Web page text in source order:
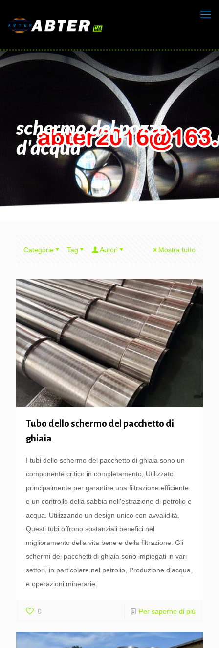
schermo del pozzo
d'acqua
Categorie Tag Autori Mostra tutto
Tubo dello schermo del pacchetto di
ghiaia
I tubi dello schermo del pacchetto di ghiaia sono un
componente critico in completamento, Utilizzato
principalmente per garantire una filtrazione efficiente
e un controllo della sabbia nell'estrazione di petrolio e
acqua. Utilizzando un design unico con avvalidità,
Questi tubi offrono sostanziali benefici nel
miglioramento della vita bene e della filtrazione. Gli
schermi dei pacchetti di ghiaia sono impiegati in vari
settori, in particolare nel petrolio, Produzione d'acqua,
e operazioni minerarie.
0 Per saperne di più